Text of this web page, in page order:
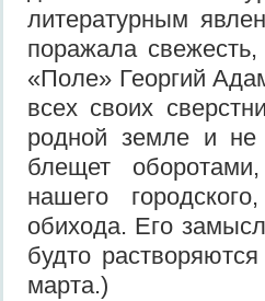
литературным
поража­ла
«Поле» Георгий
всех своих
родной земле и не
блещет
нашего
обихо­да. Его
будто
марта.)